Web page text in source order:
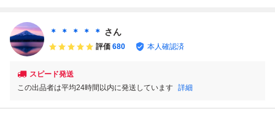
＊ ＊ ＊ ＊ ＊ さん
評価 680 本人確認済
スピード発送
この出品者は平均24時間以内に発送しています 詳細